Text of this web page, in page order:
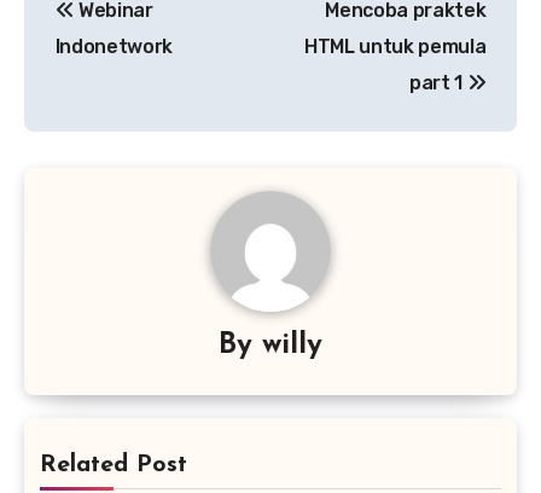
navigation
Webinar
Indonetwork
Mencoba praktek
HTML untuk pemula
part 1
By willy
Related Post